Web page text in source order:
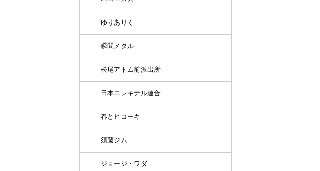
ゆりありく
瞬間メタル
松尾アトム前派出所
日本エレキテル連合
春とヒコーキ
須藤ジム
ジョージ・ワダ